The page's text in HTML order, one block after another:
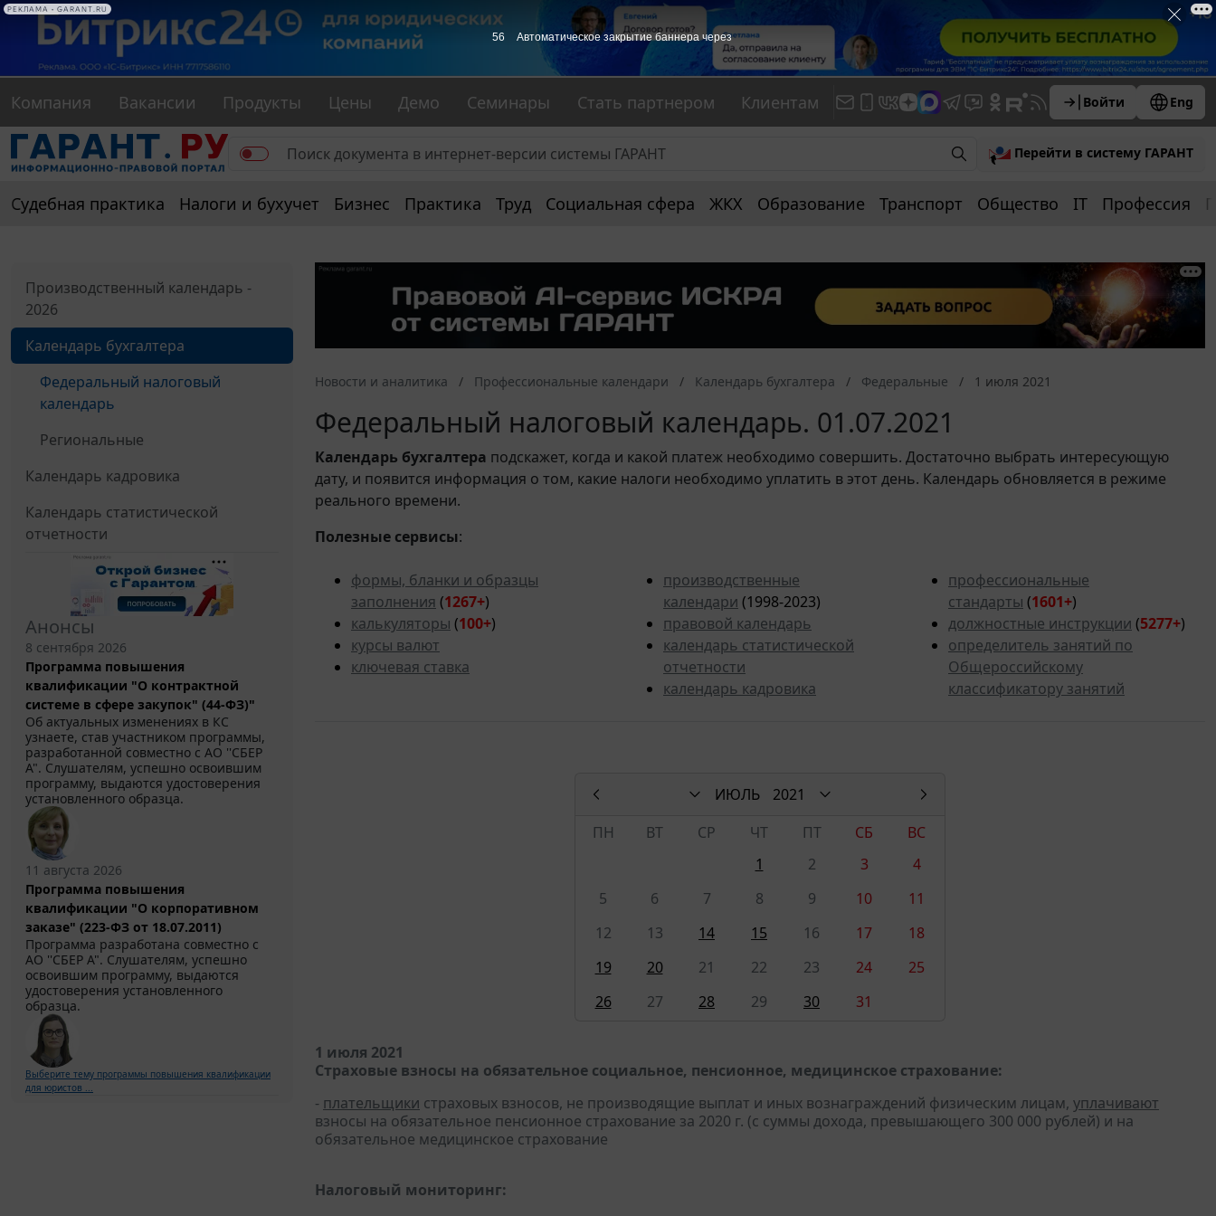
Компания Вакансии Продукты Цены Демо Семинары Стать партнером Клиентам Войти Eng
Перейти в систему ГАРАНТ
Судебная практика Налоги и бухучет Бизнес Практика Труд Социальная сфера ЖКХ Образование Транспорт Общество IT Профессия
Производственный календарь -
2026
Календарь бухгалтера
Федеральный налоговый
календарь
Региональные
Календарь кадровика
Календарь статистической
отчетности
Анонсы
8 сентября 2026
Программа повышения
квалификации "О контрактной
системе в сфере закупок" (44-ФЗ)"
Об актуальных изменениях в КС
узнаете, став участником программы,
разработанной совместно с АО ''СБЕР
А". Слушателям, успешно освоившим
программу, выдаются удостоверения
установленного образца.
11 августа 2026
Программа повышения
квалификации "О корпоративном
заказе" (223-ФЗ от 18.07.2011)
Программа разработана совместно с
АО ''СБЕР А". Слушателям, успешно
освоившим программу, выдаются
удостоверения установленного
образца.
Выберите тему программы повышения квалификации
для юристов ...
Новости и аналитика Профессиональные календари Календарь бухгалтера Федеральные 1 июля 2021
Федеральный налоговый календарь. 01.07.2021
Календарь бухгалтера подскажет, когда и какой платеж необходимо совершить. Достаточно выбрать интересующую
дату, и появится информация о том, какие налоги необходимо уплатить в этот день. Календарь обновляется в режиме
реального времени.
Полезные сервисы:
формы, бланки и образцы
заполнения (1267+)
калькуляторы (100+)
курсы валют
ключевая ставка
производственные
календари (1998-2023)
правовой календарь
календарь статистической
отчетности
календарь кадровика
профессиональные
стандарты (1601+)
должностные инструкции (5277+)
определитель занятий по
Общероссийскому
классификатору занятий
ИЮЛЬ
2021
ПН
ВТ СР ЧТ ПТ СБ
ВС
1
2 3
4
5
6 7 8 9 10
11
12
13 14 15 16 17
18
19
20 21 22 23 24
25
26
27 28 29 30 31
1 июля 2021
Страховые взносы на обязательное социальное, пенсионное, медицинское страхование:
- плательщики страховых взносов, не производящие выплат и иных вознаграждений физическим лицам, уплачивают
взносы на обязательное пенсионное страхование за 2020 г. (с суммы дохода, превышающего 300 000 рублей) и на
обязательное медицинское страхование
Налоговый мониторинг:
56 Автоматическое закрытие баннера через
РЕКЛАМА • GARANT.RU